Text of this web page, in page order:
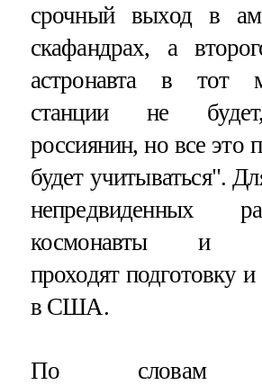
срочный выход в
скафандрах, а
астронавта в тот
станции не
россиянин, но все это
будет учитываться".
непредвиденных
космонавты и
проходят подготовку
в США.
По словам